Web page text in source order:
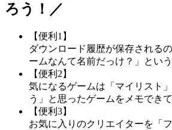
ろう！／
【便利1】
ダウンロード履歴が保存される
ームなんて名前だっけ？」とい
【便利2】
気になるゲームは「マイリスト
う」と思ったゲームをメモでき
【便利3】
お気に入りのクリエイターを「